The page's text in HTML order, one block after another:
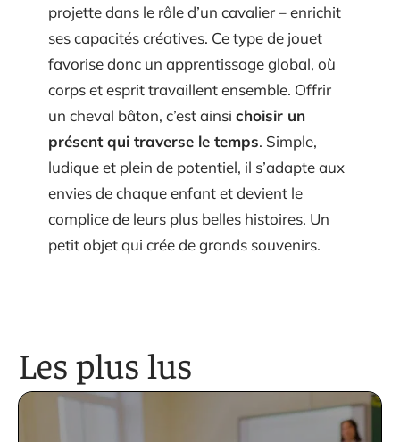
projette dans le rôle d’un cavalier – enrichit
ses capacités créatives. Ce type de jouet
favorise donc un apprentissage global, où
corps et esprit travaillent ensemble. Offrir
un cheval bâton, c’est ainsi choisir un
présent qui traverse le temps. Simple,
ludique et plein de potentiel, il s’adapte aux
envies de chaque enfant et devient le
complice de leurs plus belles histoires. Un
petit objet qui crée de grands souvenirs.
Les plus lus